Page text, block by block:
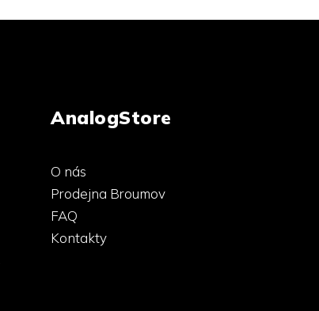
AnalogStore
O nás
Prodejna Broumov
FAQ
Kontakty